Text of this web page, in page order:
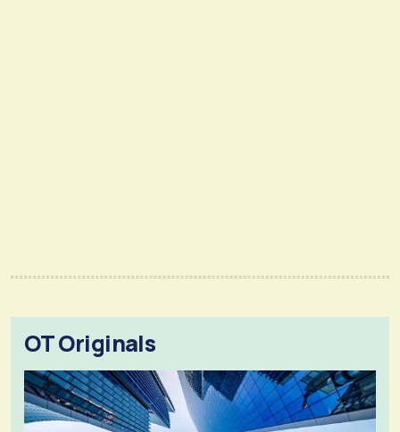
OT Originals